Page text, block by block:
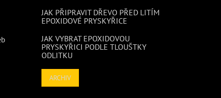
JAK PŘIPRAVIT DŘEVO PŘED LITÍM
EPOXIDOVÉ PRYSKYŘICE
JAK VYBRAT EPOXIDOVOU
PRYSKYŘICI PODLE TLOUŠTKY
ODLITKU
ARCHIV